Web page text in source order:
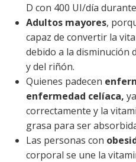
D con 400 UI/día
Adultos mayores,
capaz de convertir la
debido a la disminución
y del riñón.
Quienes padecen
enfermedad celíaca,
correctamente y la
grasa para ser
Las personas con
corporal se une la